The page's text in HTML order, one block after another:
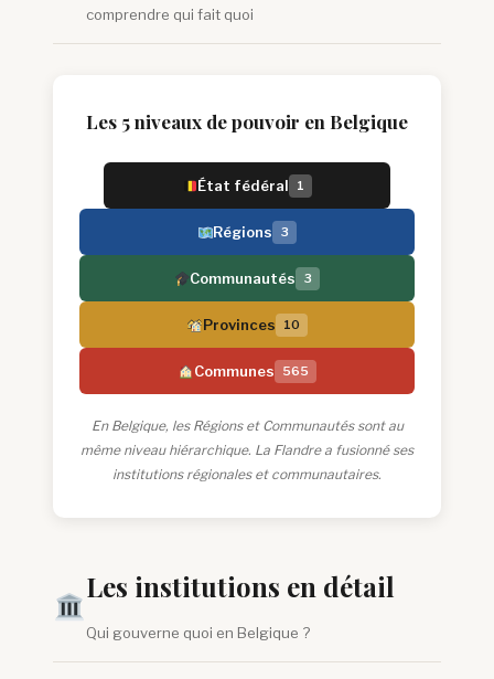
comprendre qui fait quoi
Les 5 niveaux de pouvoir en Belgique
État fédéral 1
Régions 3
Communautés 3
Provinces 10
Communes 565
En Belgique, les Régions et Communautés sont au
même niveau hiérarchique. La Flandre a fusionné ses
institutions régionales et communautaires.
Les institutions en détail
Qui gouverne quoi en Belgique ?